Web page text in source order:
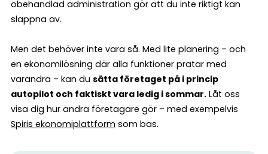
obehandlad administration gör att du inte riktigt kan
slappna av.
Men det behöver inte vara så. Med lite planering – och
en ekonomilösning där alla funktioner pratar med
varandra – kan du sätta företaget på i princip
autopilot och faktiskt vara ledig i sommar. Låt oss
visa dig hur andra företagare gör – med exempelvis
Spiris ekonomiplattform som bas.